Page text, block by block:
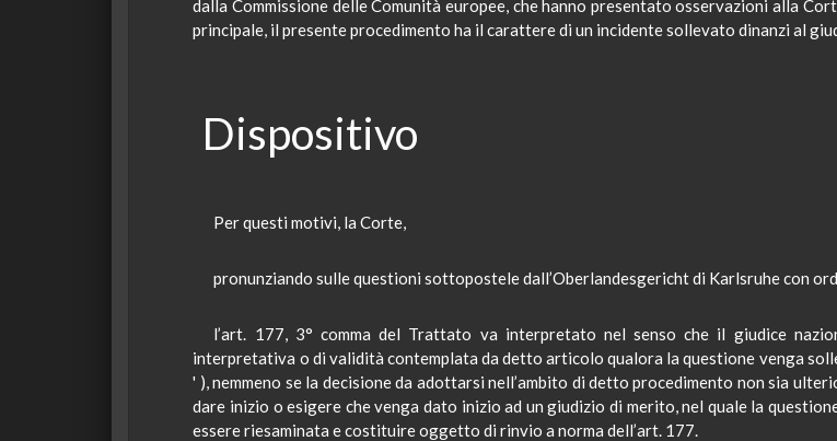
dalla Commissione delle Comunità europee, che hanno presentato osservazioni alla
principale, il presente procedimento ha il carattere di un incidente sollevato dinanzi al
Dispositivo
Per questi motivi, la Corte,
pronunziando sulle questionisottoposteledall’Oberlandesgerichtdi Karlsruhecon
l’art. 177, 3° comma del Trattato va interpretato nel senso che il giudice
interpretativa o di validità contemplata da detto articolo qualora la questione venga
' ), nemmeno se la decisione da adottarsi nell’ambito di detto procedimento non sia
dare inizio o esigere che venga dato inizio ad un giudizio di merito, nel quale la
essere riesaminata e costituire oggetto di rinvio a norma dell’art. 177.